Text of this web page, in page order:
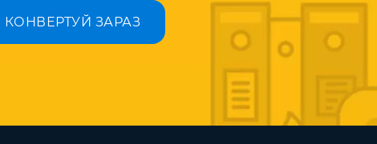
КОНВЕРТУЙ ЗАРАЗ